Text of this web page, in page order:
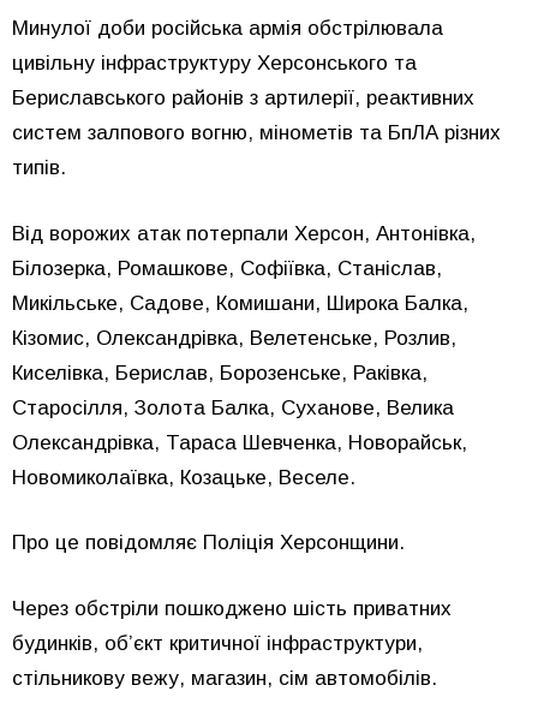
Минулої доби російська армія обстрілювала
цивільну інфраструктуру Херсонського та
Бериславського районів з артилерії, реактивних
систем залпового вогню, мінометів та БпЛА різних
типів.
Від ворожих атак потерпали Херсон, Антонівка,
Білозерка, Ромашкове, Софіївка, Станіслав,
Микільське, Садове, Комишани, Широка Балка,
Кізомис, Олександрівка, Велетенське, Розлив,
Киселівка, Берислав, Борозенське, Раківка,
Старосілля, Золота Балка, Суханове, Велика
Олександрівка, Тараса Шевченка, Новорайськ,
Новомиколаївка, Козацьке, Веселе.
Про це повідомляє Поліція Херсонщини.
Через обстріли пошкоджено шість приватних
будинків, об’єкт критичної інфраструктури,
стільникову вежу, магазин, сім автомобілів.